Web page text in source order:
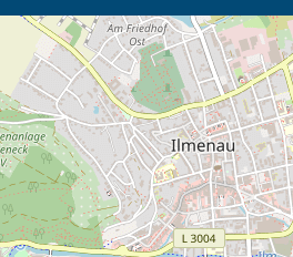
Öffnet die Anfahrtsbeschreibung in